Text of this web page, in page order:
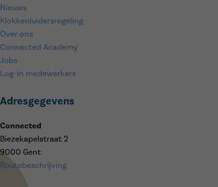
Nieuws
Klokkenluidersregeling
Over ons
Connected Academy
Jobs
Log-in medewerkers
Adresgegevens
Connected
Biezekapelstraat 2
9000 Gent
Routebeschrijving